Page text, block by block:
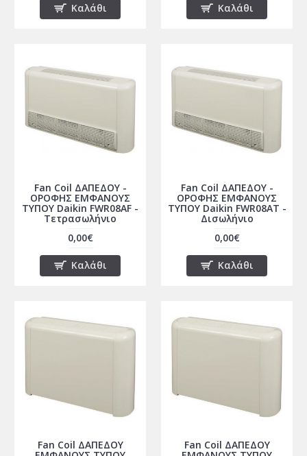
Καλάθι Καλάθι
Fan Coil ΔΑΠΕΔΟΥ -
ΟΡΟΦΗΣ ΕΜΦΑΝΟΥΣ
ΤΥΠΟΥ Daikin FWR08AF -
Τετρασωλήνιο
0,00€
Καλάθι
Fan Coil ΔΑΠΕΔΟΥ -
ΟΡΟΦΗΣ ΕΜΦΑΝΟΥΣ
ΤΥΠΟΥ Daikin FWR08AT -
Δισωλήνιο
0,00€
Καλάθι
Fan Coil ΔΑΠΕΔΟΥ Fan Coil ΔΑΠΕΔΟΥ